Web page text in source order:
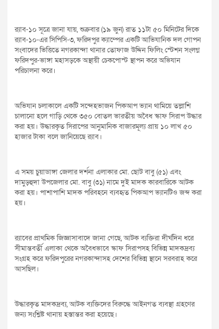
র‌্যাব-১০ সূত্রে জানা যায়, শুক্রবার (১৯ জুন) রাত ১১টা ৫০ মিনিটের দিকে
র‌্যাব-১০-এর সিপিসি-৩, ফরিদপুর ক্যাম্পের একটি আভিযানিক দল গোপন
সংবাদের ভিত্তিতে নগরকান্দা থানার তোফাজ উদ্দিন ফিলিং স্টেশন সংলগ্ন
ফরিদপুর-ভাঙ্গা মহাসড়কে অস্থায়ী চেকপোস্ট স্থাপন করে অভিযান
পরিচালনা করে।
অভিযান চলাকালে একটি সন্দেহভাজন পিকআপ ভ্যান থামিয়ে তল্লাশি
চালানো হলে গাড়ি থেকে ৩৫০ বোতল ভারতীয় অবৈধ স্কাফ সিরাপ উদ্ধার
করা হয়। উদ্ধারকৃত সিরাপের আনুমানিক বাজারমূল্য প্রায় ১০ লাখ ৫০
হাজার টাকা বলে জানিয়েছে র‌্যাব।
এ সময় চুয়াডাঙ্গা জেলার দর্শনা এলাকার মো. ছোট বাবু (৫১) এবং
দামুড়হুদা উপজেলার মো. বাবু (৩১) নামে দুই মাদক কারবারিকে আটক
করা হয়। পাশাপাশি মাদক পরিবহনে ব্যবহৃত পিকআপ ভ্যানটিও জব্দ করা
হয়।
র‌্যাবের প্রাথমিক জিজ্ঞাসাবাদে জানা গেছে, আটক ব্যক্তিরা দীর্ঘদিন ধরে
সীমান্তবর্তী এলাকা থেকে অবৈধভাবে স্কাফ সিরাপসহ বিভিন্ন মাদকদ্রব্য
সংগ্রহ করে ফরিদপুরের নগরকান্দাসহ দেশের বিভিন্ন স্থানে সরবরাহ করে
আসছিল।
উদ্ধারকৃত মাদকদ্রব্য, আটক ব্যক্তিদের বিরুদ্ধে আইনগত ব্যবস্থা গ্রহণের
জন্য সংশ্লিষ্ট থানায় হস্তান্তর করা হয়েছে।